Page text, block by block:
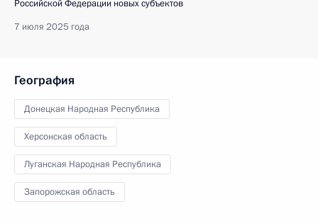
Российской Федерации новых субъектов
7 июля 2025 года
География
Донецкая Народная Республика
Херсонская область
Луганская Народная Республика
Запорожская область